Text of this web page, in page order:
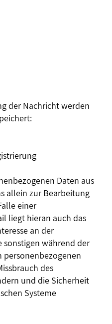
der Nachricht werden
Daten aus
allein zur Bearbeitung
einer
liegt hieran auch das
an der
sonstigen während der
des
und die Sicherheit
Systeme